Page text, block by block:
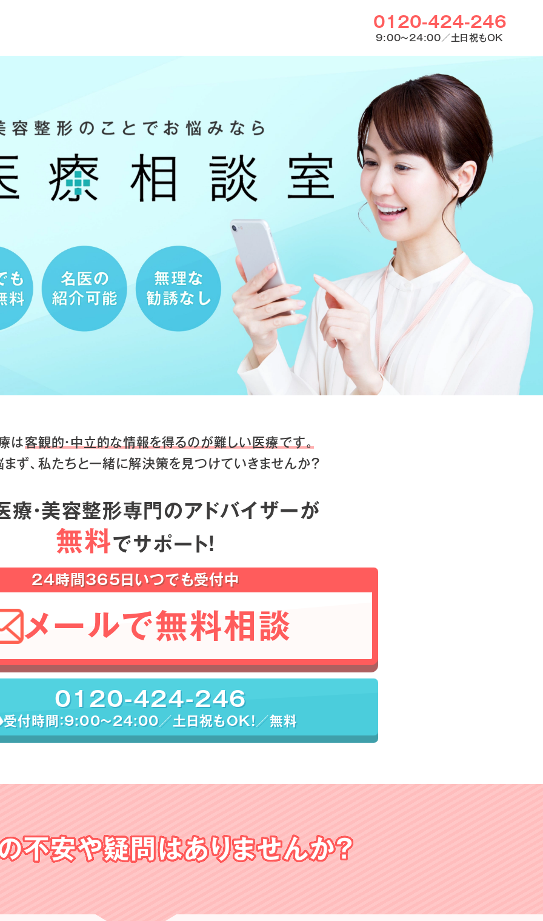
0120-424-246
9:00〜24:00／土日祝もOK
は客観的・中立的な情報を得るのが難しい医療です。
ず、私たちと一緒に解決策を見つけていきませんか？
療・美容整形専門のアドバイザーが
無料でサポート！
24時間365日いつでも受付中
メールで無料相談
0120-424-246
受付時間：9:00〜24:00／土日祝もOK！／無料
不安や疑問はありませんか？